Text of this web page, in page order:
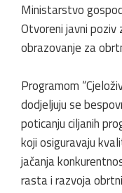
Ministarstvo
Otvoreni javni poziv
obrazovanje za
Programom
dodjeljuju se
poticanju ciljanih
koji osiguravaju
jačanja
rasta i razvoja